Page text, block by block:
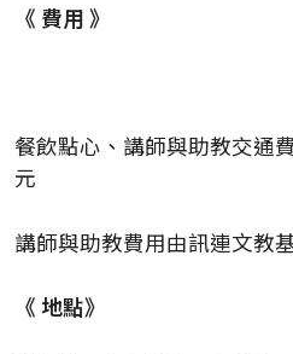
《 費用 》
餐飲點心、講師與助教交通
元
講師與助教費用由訊連文教
《 地點》